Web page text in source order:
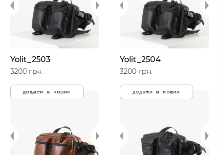
Yolit_2503
3200 грн.
додати в кошик
Yolit_2504
3200 грн.
додати в кошик